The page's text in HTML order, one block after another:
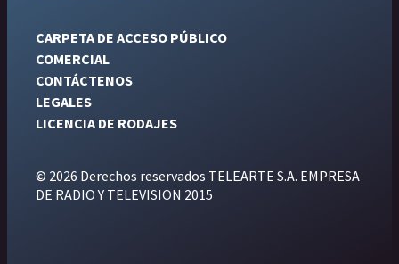
CARPETA DE ACCESO PÚBLICO
COMERCIAL
CONTÁCTENOS
LEGALES
LICENCIA DE RODAJES
© 2026 Derechos reservados TELEARTE S.A. EMPRESA
DE RADIO Y TELEVISION 2015